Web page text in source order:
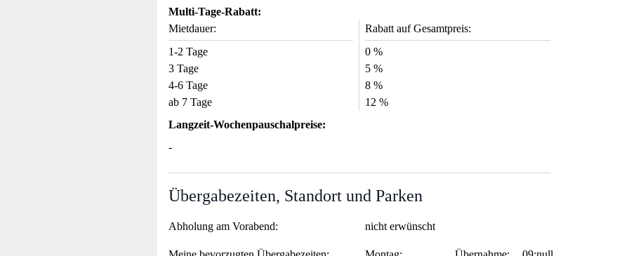
Multi-Tage-Rabatt:
Mietdauer:
Rabatt auf Gesamtpreis:
1-2 Tage
0 %
3 Tage
5 %
4-6 Tage
8 %
ab 7 Tage
12 %
Langzeit-Wochenpauschalpreise:
-
Übergabezeiten, Standort und Parken
Abholung am Vorabend: nicht erwünscht